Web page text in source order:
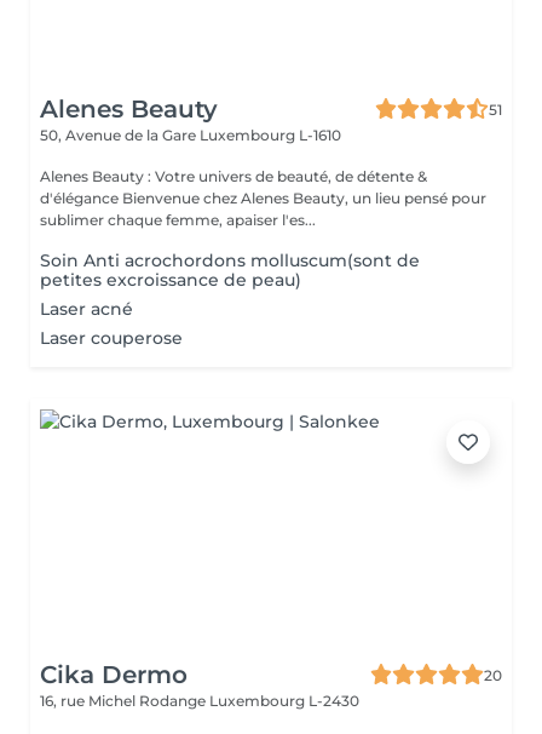
Alenes Beauty
51
50, Avenue de la Gare Luxembourg L-1610
Alenes Beauty : Votre univers de beauté, de détente &
d'élégance Bienvenue chez Alenes Beauty, un lieu pensé pour
sublimer chaque femme, apaiser l'es...
Soin Anti acrochordons molluscum(sont de
petites excroissance de peau)
Laser acné
Laser couperose
Cika Dermo
20
16, rue Michel Rodange Luxembourg L-2430